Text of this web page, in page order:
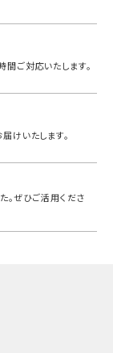
間ご対応いたします。
届けいたします。
。ぜひご活用くださ